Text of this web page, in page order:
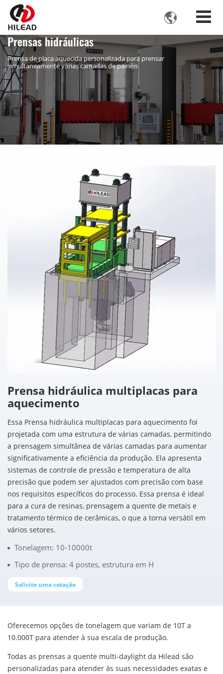

Prensas hidráulicas
Prensa de placa aquecida personalizada para prensar
simultaneamente várias camadas de painéis
Prensa hidráulica multiplacas para
aquecimento
Essa Prensa hidráulica multiplacas para aquecimento foi
projetada com uma estrutura de várias camadas, permitindo
a prensagem simultânea de várias camadas para aumentar
significativamente a eficiência da produção. Ela apresenta
sistemas de controle de pressão e temperatura de alta
precisão que podem ser ajustados com precisão com base
nos requisitos específicos do processo. Essa prensa é ideal
para a cura de resinas, prensagem a quente de metais e
tratamento térmico de cerâmicas, o que a torna versátil em
vários setores.
Tonelagem: 10-10000t
Tipo de prensa: 4 postes, estrutura em H
Solicite uma cotação
Oferecemos opções de tonelagem que variam de 10T a
10.000T para atender à sua escala de produção.
Todas as prensas a quente multi-daylight da Hilead são
personalizadas para atender às suas necessidades exatas e